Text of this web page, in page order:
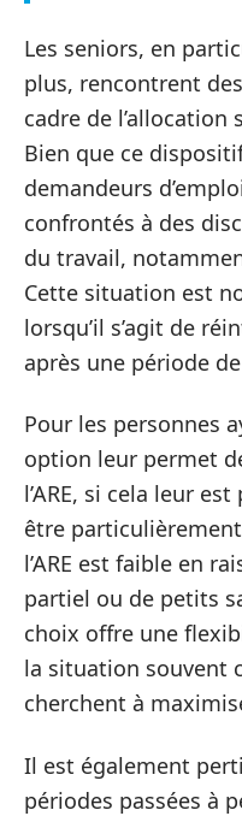
Les seniors, en
plus, rencontrent
cadre de
Bien que ce
demandeurs
confrontés à des
du travail,
Cette situation est
lorsqu’il s’agit de
après une période
Pour les personnes
option leur permet
l’ARE, si cela leur
être
l’ARE est faible en
partiel ou de petits
choix offre une
la situation souvent
cherchent à
Il est également
périodes passées à